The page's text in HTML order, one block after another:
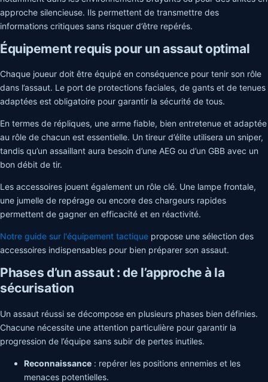
approche silencieuse. Ils permettent de transmettre des
informations critiques sans risquer d’être repérés.
Équipement requis pour un assaut optimal
Chaque joueur doit être équipé en conséquence pour tenir son rôle
dans l’assaut. Le port de protections faciales, de gants et de tenues
adaptées est obligatoire pour garantir la sécurité de tous.
En termes de répliques, une arme fiable, bien entretenue et adaptée
au rôle de chacun est essentielle. Un tireur d’élite utilisera un sniper,
tandis qu’un assaillant aura besoin d’une AEG ou d’un GBB avec un
bon débit de tir.
Les accessoires jouent également un rôle clé. Une lampe frontale,
une jumelle de repérage ou encore des chargeurs rapides
permettent de gagner en efficacité et en réactivité.
Notre guide sur l'équipement tactique propose une sélection des
accessoires indispensables pour bien préparer son assaut.
Phases d’un assaut : de l’approche à la
sécurisation
Un assaut réussi se décompose en plusieurs phases bien définies.
Chacune nécessite une attention particulière pour garantir la
progression de l’équipe sans subir de pertes inutiles.
Reconnaissance : repérer les positions ennemies et les
menaces potentielles.